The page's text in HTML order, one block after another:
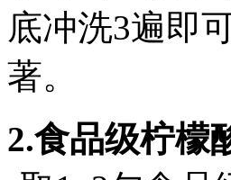
底冲洗3遍即
著。
2.食品级柠檬